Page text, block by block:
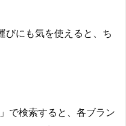
びにも気を使えると、ち
で検索すると、各ブラン